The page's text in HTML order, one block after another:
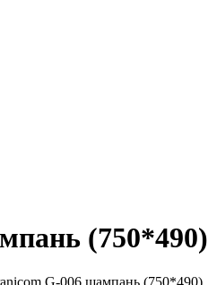
(750*490)